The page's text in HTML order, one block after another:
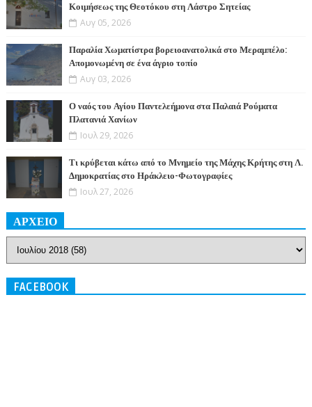
Κοιμήσεως της Θεοτόκου στη Λάστρο Σητείας
Αυγ 05, 2026
Παραλία Χωματίστρα βορειοανατολικά στο Μεραμπέλο:
Απομονωμένη σε ένα άγριο τοπίο
Αυγ 03, 2026
Ο ναός του Αγίου Παντελεήμονα στα Παλαιά Ρούματα
Πλατανιά Χανίων
Ιουλ 29, 2026
Τι κρύβεται κάτω από το Μνημείο της Μάχης Κρήτης στη Λ.
Δημοκρατίας στο Ηράκλειο-Φωτογραφίες
Ιουλ 27, 2026
ΑΡΧΕΙΟ
FACEBOOK